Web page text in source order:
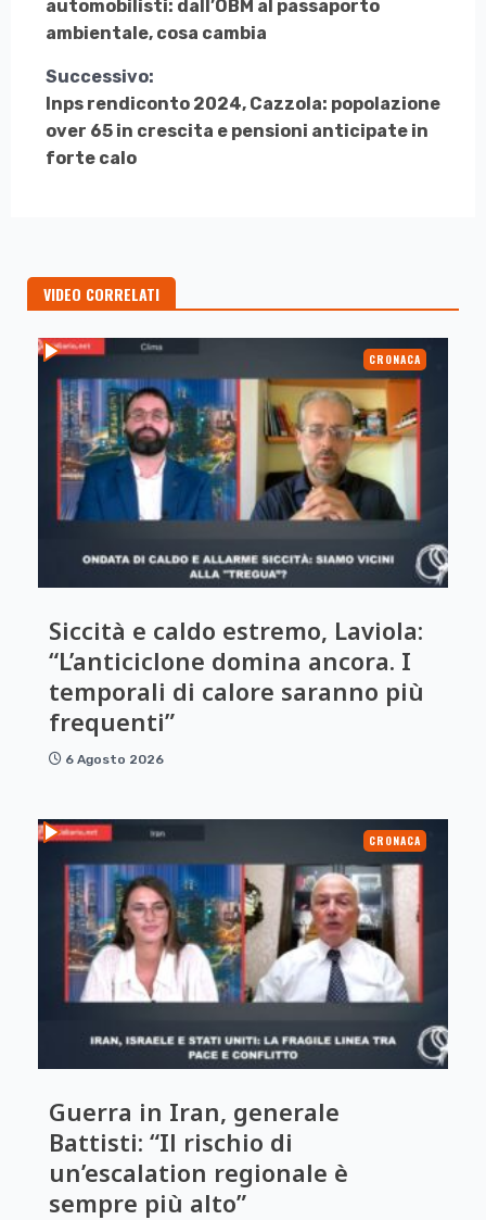
Leggere
automobilisti: dall’OBM al passaporto
ambientale, cosa cambia
Successivo:
Inps rendiconto 2024, Cazzola: popolazione
over 65 in crescita e pensioni anticipate in
forte calo
VIDEO CORRELATI
CRONACA
Siccità e caldo estremo, Laviola:
“L’anticiclone domina ancora. I
temporali di calore saranno più
frequenti”
6 Agosto 2026
CRONACA
Guerra in Iran, generale
Battisti: “Il rischio di
un’escalation regionale è
sempre più alto”